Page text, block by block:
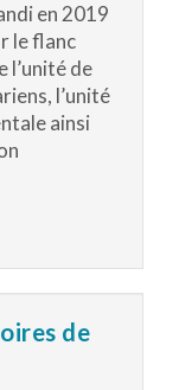
en 2019
le flanc
l’unité de
l’unité
ainsi
de